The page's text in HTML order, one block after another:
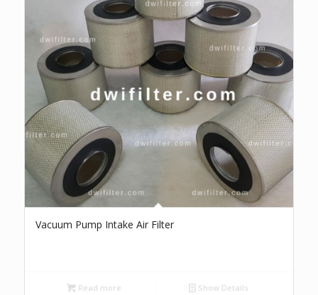
Vacuum Pump Intake Air Filter
Read more Show Details